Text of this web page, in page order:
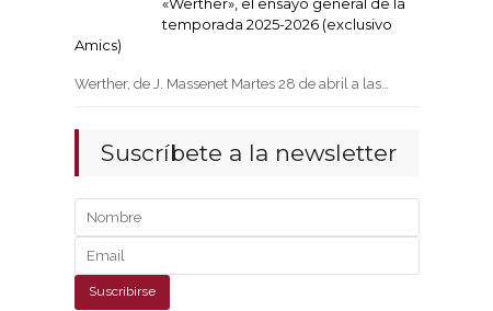
temporada 2025-2026 (exclusivo
Amics)
Werther, de J. Massenet Martes 28 de abril a las…
Suscríbete a la newsletter